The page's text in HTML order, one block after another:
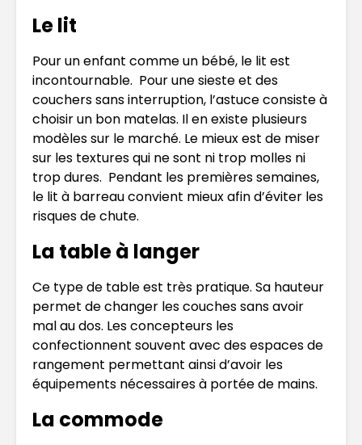
Le lit
Pour un enfant comme un bébé, le lit est
incontournable. Pour une sieste et des
couchers sans interruption, l’astuce consiste à
choisir un bon matelas. Il en existe plusieurs
modèles sur le marché. Le mieux est de miser
sur les textures qui ne sont ni trop molles ni
trop dures. Pendant les premières semaines,
le lit à barreau convient mieux afin d’éviter les
risques de chute.
La table à langer
Ce type de table est très pratique. Sa hauteur
permet de changer les couches sans avoir
mal au dos. Les concepteurs les
confectionnent souvent avec des espaces de
rangement permettant ainsi d’avoir les
équipements nécessaires à portée de mains.
La commode